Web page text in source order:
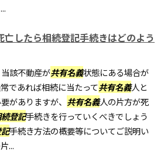
したら相続登記手続きはどのよう
該不動産が共有名義状態にある場合が
であれば相続に当たって共有名義人と
がありますが、 共有名義人の片方が死
登記手続きを行っていくべきでしょう
手続き方法の概要等についてご説明い
...